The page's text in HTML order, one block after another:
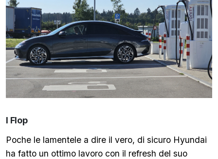
I Flop
Poche le lamentele a dire il vero, di sicuro Hyundai
ha fatto un ottimo lavoro con il refresh del suo